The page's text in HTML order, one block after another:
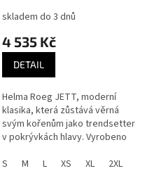
skladem do 3 dnů
4 535 Kč
DETAIL
Helma Roeg JETT, moderní
klasika, která zůstává věrná
svým kořenům jako trendsetter
v pokrývkách hlavy. Vyrobeno
otevřený design bez
S M L XS XL 2XL